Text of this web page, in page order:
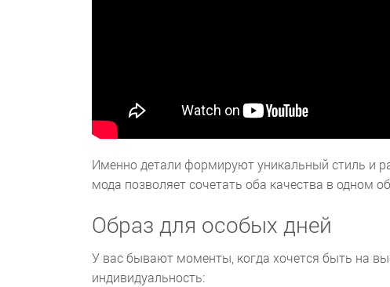
Именно детали формируют уникальный стиль и
мода позволяет сочетать оба качества в одном
Образ для особых дней
У вас бывают моменты, когда хочется быть на
индивидуальность: